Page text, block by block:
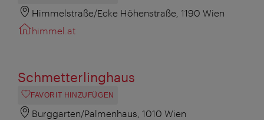
Himmelstraße/Ecke Höhenstraße, 1190 Wien
himmel.at
Schmetterlinghaus
FAVORIT HINZUFÜGEN
Burggarten/Palmenhaus, 1010 Wien